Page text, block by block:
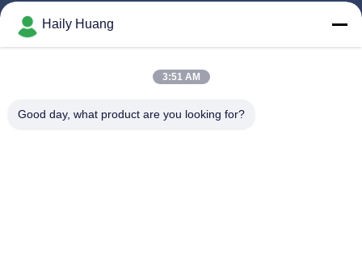
Produkty
Filmy
Kontrola Jakości
Haily Huang
3:51 AM
Good day, what product are you looking for?